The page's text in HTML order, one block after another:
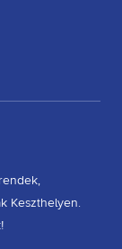
Keszthelyen.